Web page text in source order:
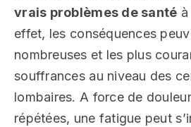
vrais problèmes de santé
effet, les conséquences
nombreuses et les plus
souffrances au niveau des
lombaires. A force de
répétées, une fatigue peut